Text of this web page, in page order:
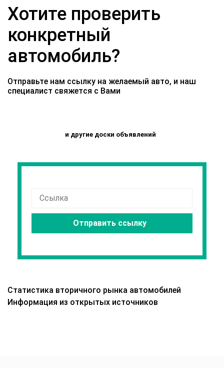
Хотите проверить
конкретный
автомобиль?
Отправьте нам ссылку на желаемый авто, и наш
специалист свяжется с Вами
и другие доски объявлений
Отправить ссылку
Статистика вторичного рынка автомобилей
Информация из открытых источников